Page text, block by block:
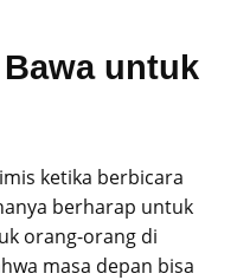
untuk
ketika berbicara
berharap untuk
orang-orang di
masa depan bisa